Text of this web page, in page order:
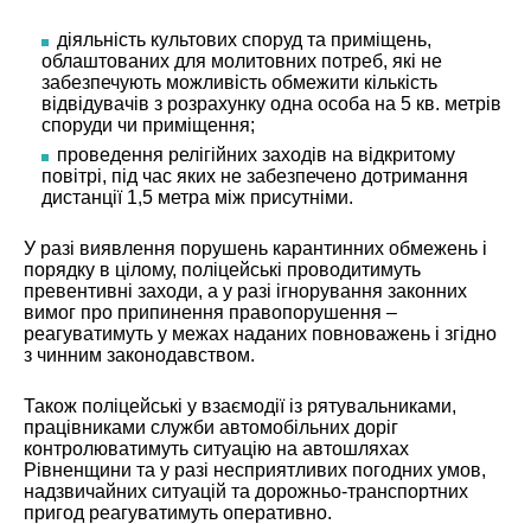
діяльність культових споруд та приміщень,
облаштованих для молитовних потреб, які не
забезпечують можливість обмежити кількість
відвідувачів з розрахунку одна особа на 5 кв. метрів
споруди чи приміщення;
проведення релігійних заходів на відкритому
повітрі, під час яких не забезпечено дотримання
дистанції 1,5 метра між присутніми.
У разі виявлення порушень карантинних обмежень і
порядку в цілому, поліцейські проводитимуть
превентивні заходи, а у разі ігнорування законних
вимог про припинення правопорушення –
реагуватимуть у межах наданих повноважень і згідно
з чинним законодавством.
Також поліцейські у взаємодії із рятувальниками,
працівниками служби автомобільних доріг
контролюватимуть ситуацію на автошляхах
Рівненщини та у разі несприятливих погодних умов,
надзвичайних ситуацій та дорожньо-транспортних
пригод реагуватимуть оперативно.